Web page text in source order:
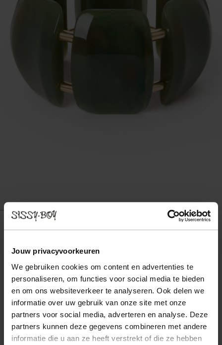
Jouw privacyvoorkeuren
We gebruiken cookies om content en advertenties te
personaliseren, om functies voor social media te bieden
en om ons websiteverkeer te analyseren. Ook delen we
informatie over uw gebruik van onze site met onze
partners voor social media, adverteren en analyse. Deze
partners kunnen deze gegevens combineren met andere
informatie die u aan ze heeft verstrekt of die ze hebben
Groene vierkante resin armband
59.9930.00
Gekozen maat: Onesize
Levertijd: 1–2 werkdagen
IN WINKELMAND